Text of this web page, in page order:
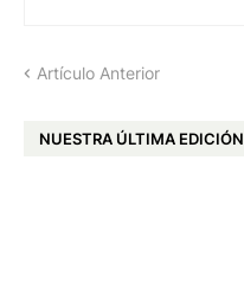
Artículo Anterior
NUESTRA ÚLTIMA EDICIÓN